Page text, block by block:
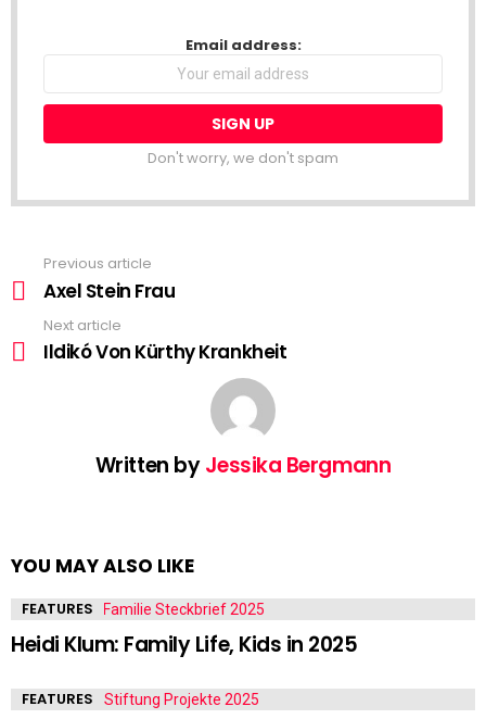
NEWSLETTER Email address:
Don't worry, we don't spam
more
Previous article
Axel Stein Frau
Next article
Ildikó Von Kürthy Krankheit
Written byJessika Bergmann
YOU MAY ALSO LIKE
FEATURES
Heidi Klum: Family Life, Kids in 2025
FEATURES